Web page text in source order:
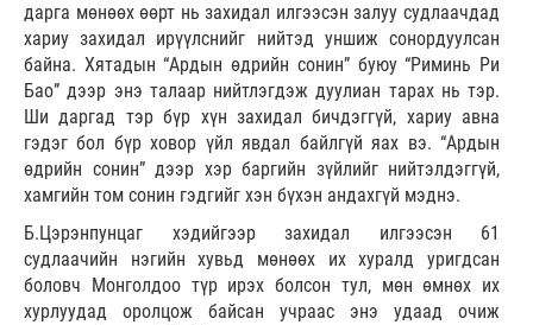
дарга мөнөөх өөрт нь захидал илгээсэн залуу судлаачдад
хариу захидал ирүүлснийг нийтэд уншиж сонордуулсан
байна. Хятадын “Ардын өдрийн сонин” буюу “Риминь Ри
Бао” дээр энэ талаар нийтлэгдэж дуулиан тарах нь тэр.
Ши даргад тэр бүр хүн захидал бичдэггүй, хариу авна
гэдэг бол бүр ховор үйл явдал байлгүй яах вэ. “Ардын
өдрийн сонин” дээр хэр баргийн зүйлийг нийтэлдэггүй,
хамгийн том сонин гэдгийг хэн бүхэн андахгүй мэднэ.
Б.Цэрэнпунцаг хэдийгээр захидал илгээсэн 61
судлаачийн нэгийн хувьд мөнөөх их хуралд уригдсан
боловч Монголдоо түр ирэх болсон тул, мөн өмнөх их
хурлуудад оролцож байсан учраас энэ удаад очиж